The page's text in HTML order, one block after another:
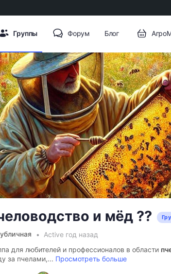
Группы Форум Блог
и мёд ??
Active год назад
для любителей и профессионалов в области
за пчелами,... Просмотреть больше